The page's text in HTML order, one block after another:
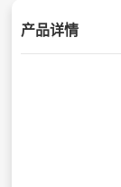
产品详情